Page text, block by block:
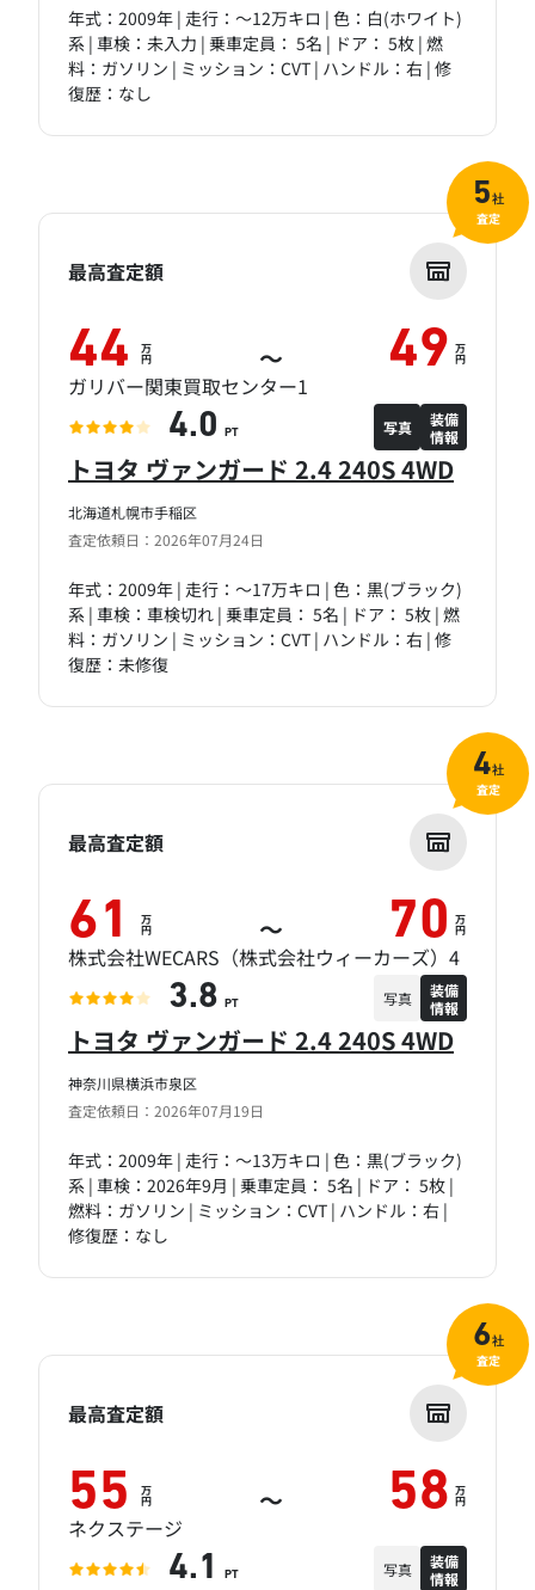
年式：2009年 | 走行：～12万キロ | 色：白(ホワイト)
系 | 車検：未入力 | 乗車定員： 5名 | ドア： 5枚 | 燃
料：ガソリン | ミッション：CVT | ハンドル：右 | 修
復歴：なし
北海道札幌市手稲区
査定依頼日：2026年07月24日
トヨタ ヴァンガード 2.4 240S 4WD
年式：2009年 | 走行：～17万キロ | 色：黒(ブラック)
系 | 車検：車検切れ | 乗車定員： 5名 | ドア： 5枚 | 燃
料：ガソリン | ミッション：CVT | ハンドル：右 | 修
復歴：未修復
最高査定額
44 万
円 ～ 49 万
円
ガリバー関東買取センター1
4.0 PT 写真
装備
情報
5社
査定
神奈川県横浜市泉区
査定依頼日：2026年07月19日
トヨタ ヴァンガード 2.4 240S 4WD
年式：2009年 | 走行：～13万キロ | 色：黒(ブラック)
系 | 車検：2026年9月 | 乗車定員： 5名 | ドア： 5枚 |
燃料：ガソリン | ミッション：CVT | ハンドル：右 |
修復歴：なし
最高査定額
61 万
円 ～ 70 万
円
株式会社WECARS（株式会社ウィーカーズ）4
3.8 PT 写真
装備
情報
4社
査定
最高査定額
55 万
円 ～ 58 万
円
ネクステージ
4.1 PT 写真
装備
情報
6社
査定